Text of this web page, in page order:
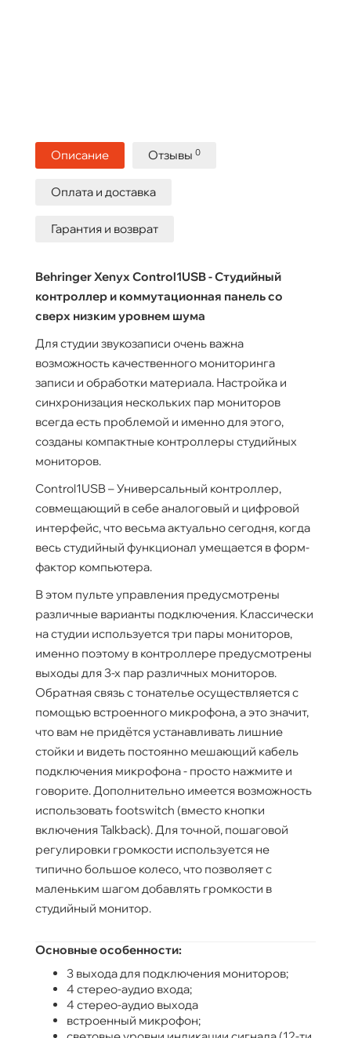
Описание Отзывы 0
Оплата и доставка
Гарантия и возврат
Behringer Xenyx Control1USB - Студийный
контроллер и коммутационная панель со
сверх низким уровнем шума
Для студии звукозаписи очень важна
возможность качественного мониторинга
записи и обработки материала. Настройка и
синхронизация нескольких пар мониторов
всегда есть проблемой и именно для этого,
созданы компактные контроллеры студийных
мониторов.
Control1USB – Универсальный контроллер,
совмещающий в себе аналоговый и цифровой
интерфейс, что весьма актуально сегодня, когда
весь студийный функционал умещается в форм-
фактор компьютера.
В этом пульте управления предусмотрены
различные варианты подключения. Классически
на студии используется три пары мониторов,
именно поэтому в контроллере предусмотрены
выходы для 3-х пар различных мониторов.
Обратная связь с тонателье осуществляется с
помощью встроенного микрофона, а это значит,
что вам не придётся устанавливать лишние
стойки и видеть постоянно мешающий кабель
подключения микрофона - просто нажмите и
говорите. Дополнительно имеется возможность
использовать footswitch (вместо кнопки
включения Talkback). Для точной, пошаговой
регулировки громкости используется не
типично большое колесо, что позволяет с
маленьким шагом добавлять громкости в
студийный монитор.
Основные особенности:
3 выхода для подключения мониторов;
4 стерео-аудио входа;
4 стерео-аудио выхода
встроенный микрофон;